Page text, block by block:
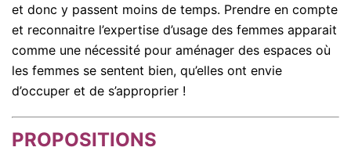
et donc y passent moins de temps. Prendre en compte
et reconnaitre l’expertise d’usage des femmes apparait
comme une nécessité pour aménager des espaces où
les femmes se sentent bien, qu’elles ont envie
d’occuper et de s’approprier !
PROPOSITIONS